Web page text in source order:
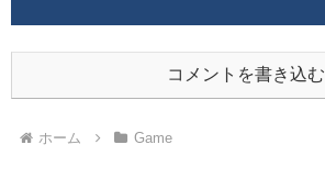
コメントを書き込む
ホーム Game